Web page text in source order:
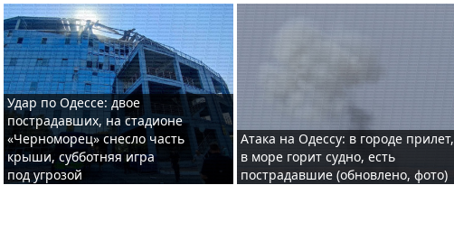
Удар по Одессе: двое
пострадавших, на стадионе
«Черноморец» снесло часть
крыши, субботняя игра
под угрозой
Атака на Одессу: в городе прилет,
в море горит судно, есть
пострадавшие (обновлено, фото)